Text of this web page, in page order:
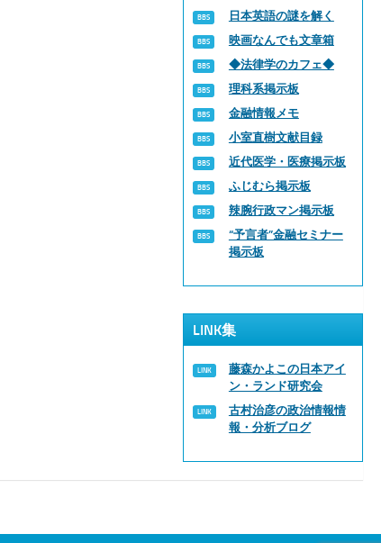
日本英語の謎を解く
映画なんでも文章箱
◆法律学のカフェ◆
理科系掲示板
金融情報メモ
小室直樹文献目録
近代医学・医療掲示板
ふじむら掲示板
辣腕行政マン掲示板
“予言者”金融セミナー
掲示板
LINK集
藤森かよこの日本アイ
ン・ランド研究会
古村治彦の政治情報情
報・分析ブログ